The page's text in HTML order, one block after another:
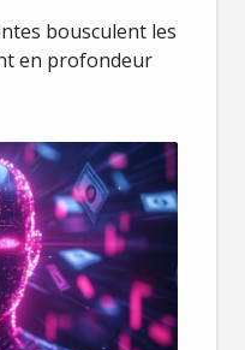
bousculent les
en profondeur